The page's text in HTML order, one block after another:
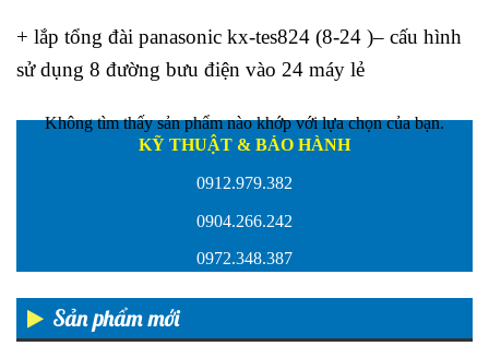
KỸ THUẬT & BẢO HÀNH
0912.979.382
0904.266.242
0972.348.387
Sản phẩm mới
+ lắp tổng đài panasonic kx-tes824 (8-24 )– cấu hình
sử dụng 8 đường bưu điện vào 24 máy lẻ
Không tìm thấy sản phẩm nào khớp với lựa chọn của bạn.